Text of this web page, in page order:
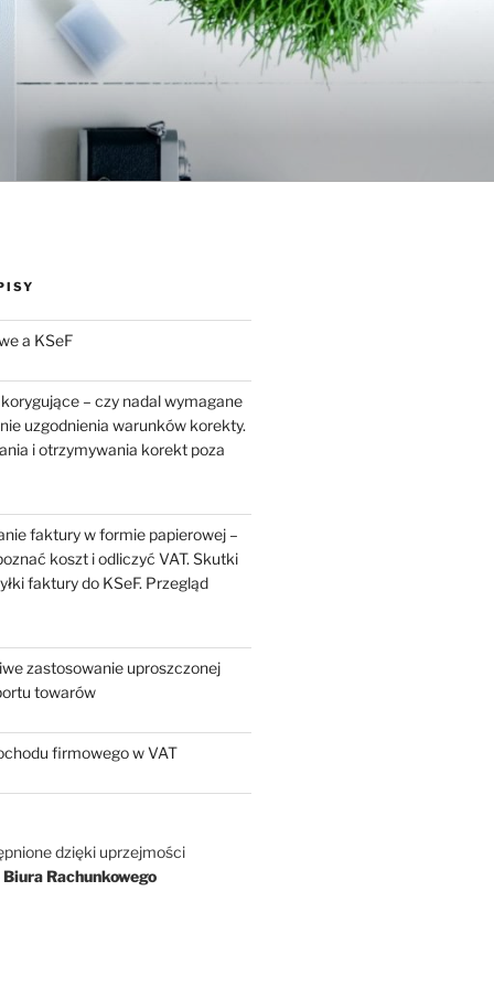
a KSeF
– czy nadal wymagane
uzgodnienia warunków korekty.
i otrzymywania korekt poza
faktury w formie papierowej –
koszt i odliczyć VAT. Skutki
faktury do KSeF. Przegląd
zastosowanie uproszczonej
towarów
firmowego w VAT
dzięki uprzejmości
Rachunkowego